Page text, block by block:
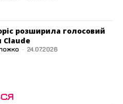
розширила голосовий
- 24.07.2026